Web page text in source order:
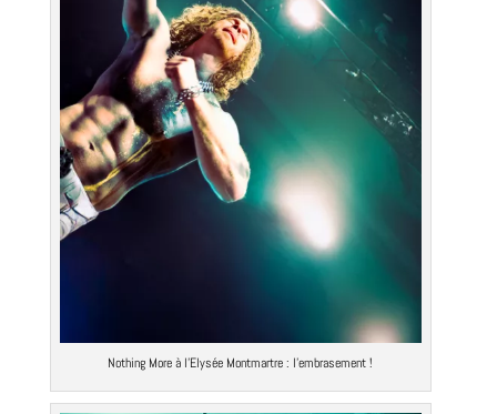
Nothing More à l’Elysée Montmartre : l’embrasement !